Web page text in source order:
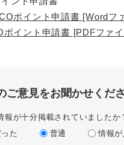
ポイント申請書 [Wordフ
ポイント申請書 [PDFファ
ご意見をお聞かせくだ
報が十分掲載されていましたか
た
普通 情報